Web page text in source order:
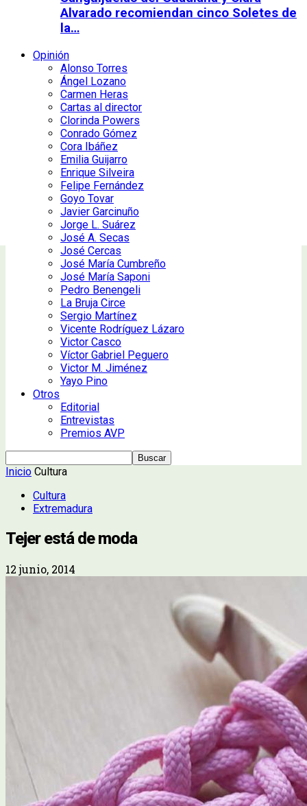
Alvarado recomiendan cinco Soletes de
la…
Opinión
Alonso Torres
Ángel Lozano
Carmen Heras
Cartas al director
Clorinda Powers
Conrado Gómez
Cora Ibáñez
Emilia Guijarro
Enrique Silveira
Felipe Fernández
Goyo Tovar
Javier Garcinuño
Jorge L. Suárez
José A. Secas
José Cercas
José María Cumbreño
José María Saponi
Pedro Benengeli
La Bruja Circe
Sergio Martínez
Vicente Rodríguez Lázaro
Victor Casco
Víctor Gabriel Peguero
Victor M. Jiménez
Yayo Pino
Otros
Editorial
Entrevistas
Premios AVP
Inicio Cultura
Cultura
Extremadura
Tejer está de moda
12 junio, 2014